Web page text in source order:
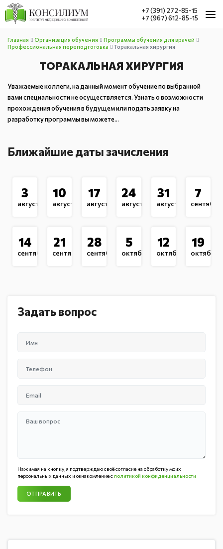
+7 (391) 272-85-15
+7 (967) 612-85-15
ГЛАВНАЯ
СВЕДЕНИЯ ОБ ОРГАНИЗАЦИИ
НАШИ МЕРОПРИЯТИЯТИЯ
НОВОСТИ
АККРЕДИТАЦИЯ
Главная Организация обучения
Программы обучения для врачей
Профессиональная переподготовка
Торакальная хирургия
ТОРАКАЛЬНАЯ ХИРУРГИЯ
Уважаемые коллеги, на данный момент обучение по выбранной
вами специальности не осуществляется. Узнать о возможности
прохождения обучения в будущем или подать заявку на
разработку программы вы можете…
Ближайшие даты зачисления
3
августа
10
августа
17
августа
24
августа
31
августа
7
сентября
14
сентября
21
сентября
28
сентября
5
октября
12
октября
19
октября
Задать вопрос
Нажимая на кнопку, я подтверждаю своё согласие на обработку моих
персональных данных и ознакомление сполитикой конфиденциальности
ОТПРАВИТЬ